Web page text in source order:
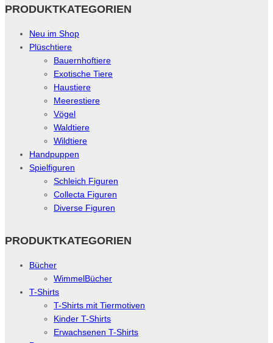
PRODUKTKATEGORIEN
Neu im Shop
Plüschtiere
Bauernhoftiere
Exotische Tiere
Haustiere
Meerestiere
Vögel
Waldtiere
Wildtiere
Handpuppen
Spielfiguren
Schleich Figuren
Collecta Figuren
Diverse Figuren
PRODUKTKATEGORIEN
Bücher
WimmelBücher
T-Shirts
T-Shirts mit Tiermotiven
Kinder T-Shirts
Erwachsenen T-Shirts